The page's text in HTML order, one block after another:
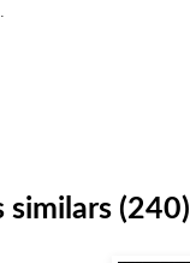
similars (240)